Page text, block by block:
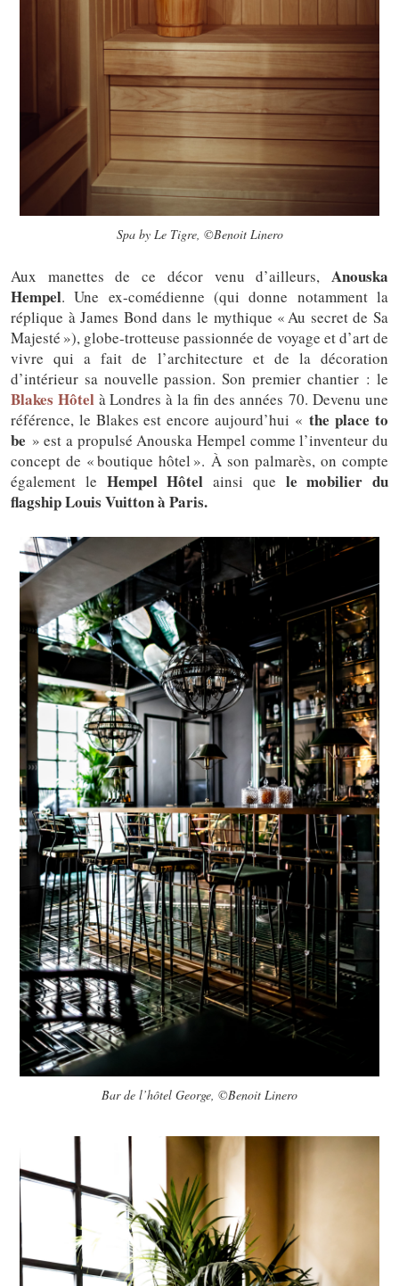
Spa by Le Tigre, ©Benoit Linero
Aux manettes de ce décor venu d’ailleurs, Anouska
Hempel. Une ex-comédienne (qui donne notamment la
réplique à James Bond dans le mythique « Au secret de Sa
Majesté »), globe-trotteuse passionnée de voyage et d’art de
vivre qui a fait de l’architecture et de la décoration
d’intérieur sa nouvelle passion. Son premier chantier : le
Blakes Hôtelà Londres à la fin des années 70. Devenu une
référence, le Blakes est encore aujourd’hui «the place to
be » est a propulsé Anouska Hempel comme l’inventeur du
concept de « boutique hôtel ». À son palmarès, on compte
également le Hempel Hôtel ainsi que le mobilier du
flagship Louis Vuitton à Paris.
Bar de l’hôtel George, ©Benoit Linero